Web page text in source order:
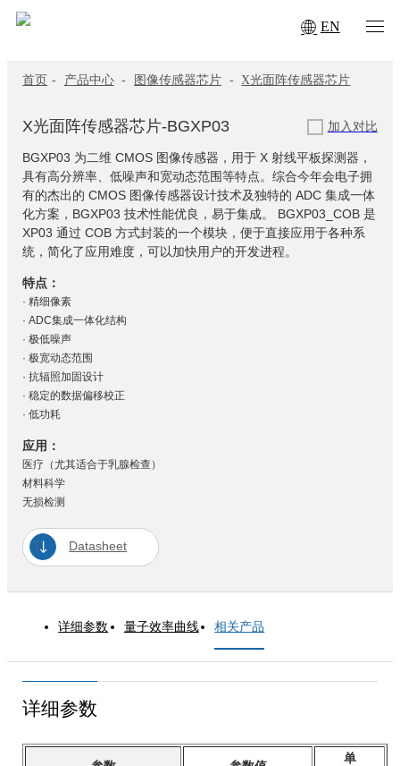
EN
首页 - 产品中心 - 图像传感器芯片 - X光面阵传感器芯片
X光面阵传感器芯片-BGXP03 加入对比
BGXP03 为二维 CMOS 图像传感器，用于 X 射线平板探测器，
具有高分辨率、低噪声和宽动态范围等特点。综合今年会电子拥
有的杰出的 CMOS 图像传感器设计技术及独特的 ADC 集成一体
化方案，BGXP03 技术性能优良，易于集成。 BGXP03_COB 是
XP03 通过 COB 方式封装的一个模块，便于直接应用于各种系
统，简化了应用难度，可以加快用户的开发进程。
特点：
· 精细像素
· ADC集成一体化结构
· 极低噪声
· 极宽动态范围
· 抗辐照加固设计
· 稳定的数据偏移校正
· 低功耗
应用：
医疗（尤其适合于乳腺检查）
材料科学
无损检测
Datasheet
详细参数 量子效率曲线 相关产品
详细参数
单